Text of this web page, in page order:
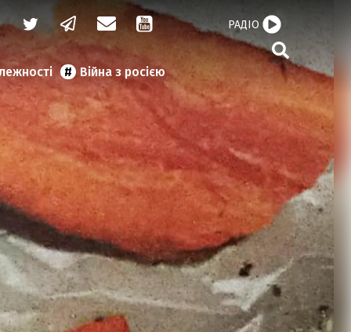
Війна з росією
РАДІО